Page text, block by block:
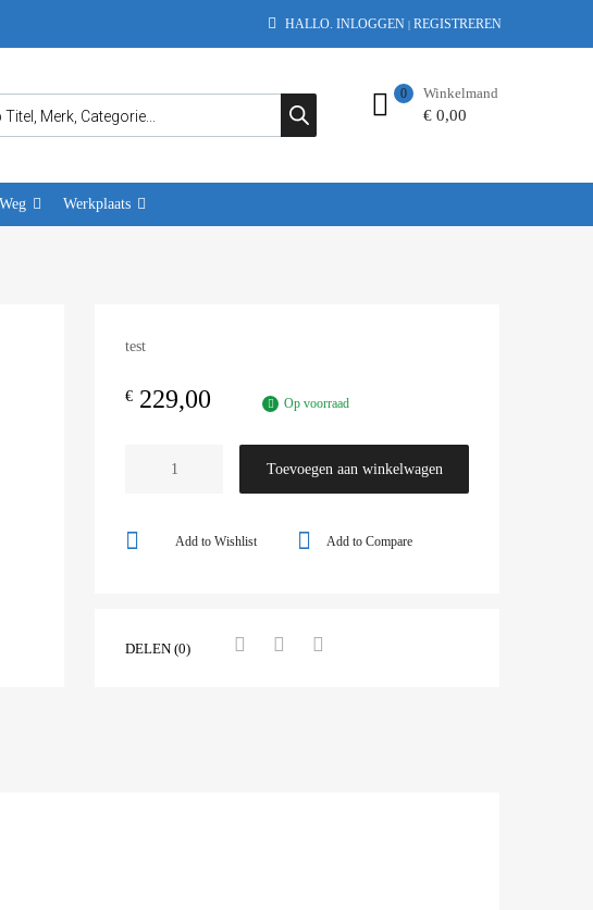
HALLO. INLOGGEN | REGISTREREN
Winkelmand
€ 0,00
0
Werkplaats
test
€ 229,00 Op voorraad
Toevoegen aan winkelwagen
Add to Compare
Add to Wishlist
DELEN (0)